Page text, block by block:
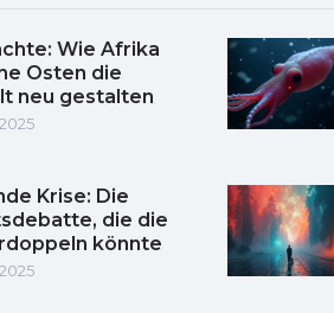
Wie Afrika
Osten die
neu gestalten
Krise: Die
die die
könnte